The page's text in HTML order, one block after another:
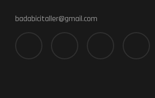
badabicitaller@gmail.com